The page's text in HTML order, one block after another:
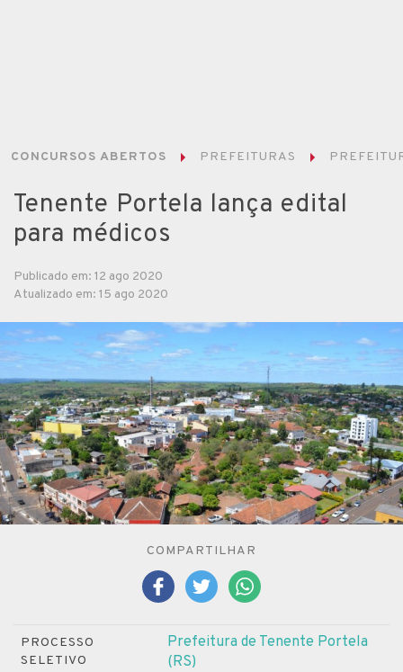
CONCURSOS ABERTOS PREFEITURAS
Tenente Portela lança edital
para médicos
Publicado em: 12 ago 2020
Atualizado em: 15 ago 2020
COMPARTILHAR
PROCESSO
SELETIVO
Prefeitura de Tenente Portela
(RS)